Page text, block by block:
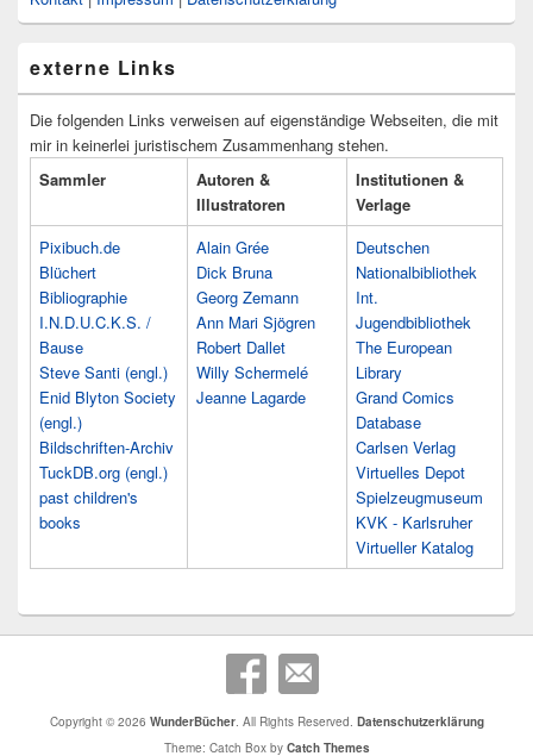
externe Links
Die folgenden Links verweisen auf eigenständige Webseiten, die mit
mir in keinerlei juristischem Zusammenhang stehen.
Sammler
Autoren &
Illustratoren
Institutionen &
Verlage
Pixibuch.de
Blüchert
Bibliographie
I.N.D.U.C.K.S. /
Bause
Steve Santi (engl.)
Enid Blyton Society
(engl.)
Bildschriften-Archiv
TuckDB.org (engl.)
past children's
books
Alain Grée
Dick Bruna
Georg Zemann
Ann Mari Sjögren
Robert Dallet
Willy Schermelé
Jeanne Lagarde
Deutschen
Nationalbibliothek
Int.
Jugendbibliothek
The European
Library
Grand Comics
Database
Carlsen Verlag
Virtuelles Depot
Spielzeugmuseum
KVK - Karlsruher
Virtueller Katalog
Copyright © 2026 WunderBücher. All Rights Reserved. Datenschutzerklärung
Theme: Catch Box by Catch Themes